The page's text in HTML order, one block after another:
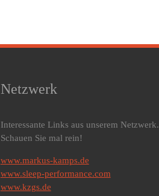
Netzwerk
Interessante Links aus unserem Netzwerk.
Schauen Sie mal rein!
www.markus-kamps.de
www.sleep-performance.com
www.kzgs.de